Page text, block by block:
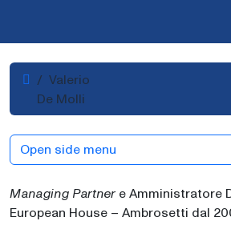
HomeValerio
De Molli
Managing Partner e Amministratore
European House – Ambrosetti dal
Open side menu